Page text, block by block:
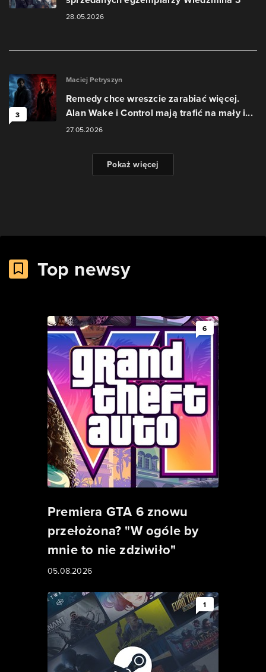
28.05.2026
3
Maciej Petryszyn
Remedy chce wreszcie zarabiać więcej.
Alan Wake i Control mają trafić na mały i...
27.05.2026
Pokaż więcej
Top newsy
6
Premiera GTA 6 znowu
przełożona? "W ogóle by
mnie to nie zdziwiło"
05.08.2026
1